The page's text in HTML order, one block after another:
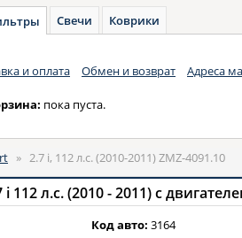
Свечи Коврики
и оплата Обмен и возврат Адреса
пока пуста.
» 2.7 i, 112 л.с. (2010-2011) ZMZ-4091.10
л.с. (2010 - 2011) с
Код авто: 3164